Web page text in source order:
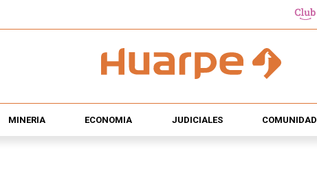
MINERÍA ECONOMÍA JUDICIALES COMUNIDAD